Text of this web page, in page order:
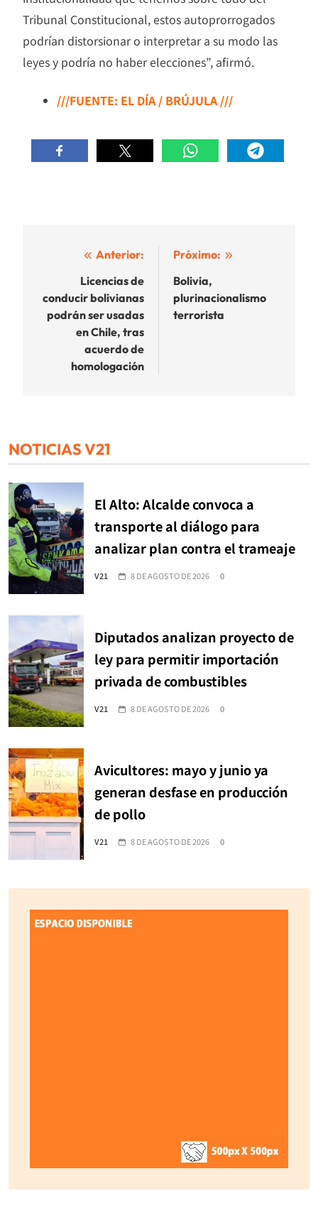
Tribunal Constitucional, estos autoprorrogados
podrían distorsionar o interpretar a su modo las
leyes y podría no haber elecciones”, afirmó.
///FUENTE: EL DÍA / BRÚJULA ///
Navegación
entradas
Anterior:
Licencias de
conducir bolivianas
podrán ser usadas
en Chile, tras
acuerdo de
homologación
Próximo:
Bolivia,
plurinacionalismo
terrorista
NOTICIAS V21
El Alto: Alcalde convoca a
transporte al diálogo para
analizar plan contra el trameaje
V21 8 DE AGOSTO DE 2026 0
Diputados analizan proyecto de
ley para permitir importación
privada de combustibles
V21 8 DE AGOSTO DE 2026 0
Avicultores: mayo y junio ya
generan desfase en producción
de pollo
V21 8 DE AGOSTO DE 2026 0